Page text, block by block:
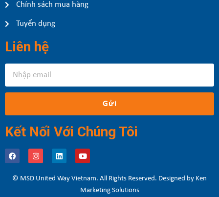
Chính sách mua hàng
Tuyển dụng
Liên hệ
Gửi
Kết Nối Với Chúng Tôi
© MSD United Way Vietnam. All Rights Reserved. Designed by Ken
Marketing Solutions